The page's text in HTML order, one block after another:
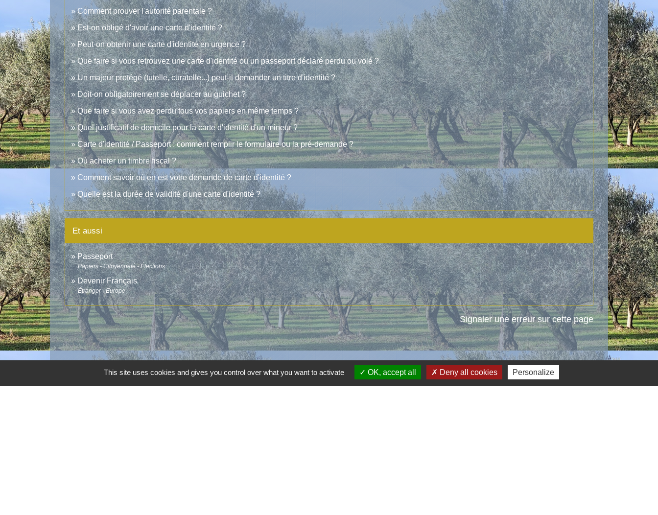
Comment prouver l'autorité parentale ?
Est-on obligé d'avoir une carte d'identité ?
Peut-on obtenir une carte d'identité en urgence ?
Que faire si vous retrouvez une carte d'identité ou un passeport déclaré perdu ou volé ?
Un majeur protégé (tutelle, curatelle...) peut-il demander un titre d'identité ?
Doit-on obligatoirement se déplacer au guichet ?
Que faire si vous avez perdu tous vos papiers en même temps ?
Quel justificatif de domicile pour la carte d'identité d'un mineur ?
Carte d'identité / Passeport : comment remplir le formulaire ou la pré-demande ?
Où acheter un timbre fiscal ?
Comment savoir où en est votre demande de carte d'identité ?
Quelle est la durée de validité d'une carte d'identité ?
Et aussi
Passeport
Papiers - Citoyenneté - Élections
Devenir Français
Étranger - Europe
Signaler une erreur sur cette page
This site uses cookies and gives you control over what you want to activate OK, accept all Deny all cookies Personalize